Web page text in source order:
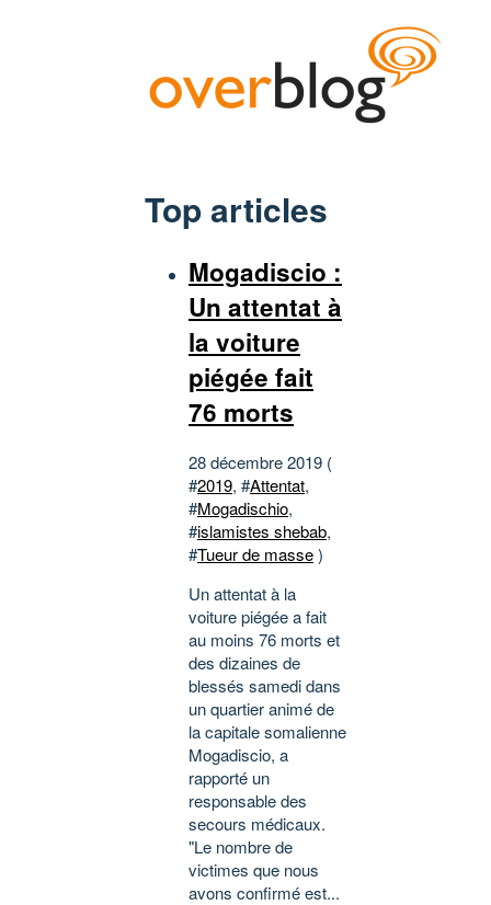
Top articles
Mogadiscio :
Un attentat à
la voiture
piégée fait
76 morts
28 décembre 2019 (
#2019, #Attentat,
#Mogadischio,
#islamistes shebab,
#Tueur de masse)
Un attentat à la
voiture piégée a fait
au moins 76 morts et
des dizaines de
blessés samedi dans
un quartier animé de
la capitale somalienne
Mogadiscio, a
rapporté un
responsable des
secours médicaux.
"Le nombre de
victimes que nous
avons confirmé est...